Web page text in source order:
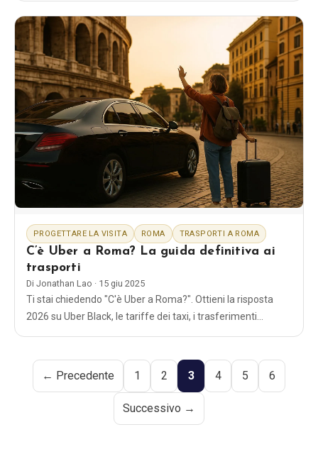
PROGETTARE LA VISITA ROMA TRASPORTI A ROMA
C’è Uber a Roma? La guida definitiva ai
trasporti
Di Jonathan Lao · 15 giu 2025
Ti stai chiedendo "C'è Uber a Roma?". Ottieni la risposta
2026 su Uber Black, le tariffe dei taxi, i trasferimenti
aeroportuali e i modi migliori per spostarsi nella capitale
← Precedente 1 2 3 4 5 6
Successivo →